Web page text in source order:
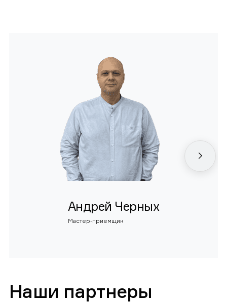
Андрей Черных
Мастер-приемщик
Наши партнеры